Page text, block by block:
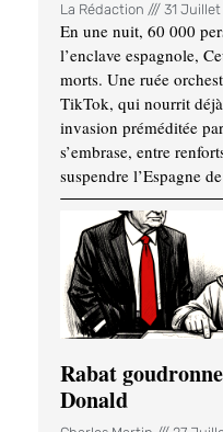
La Rédaction 31
En une nuit, 60 000
l’enclave espagnole,
morts. Une ruée
TikTok, qui nourrit
invasion préméditée
s’embrase, entre
suspendre l’Espagne
Rabat
Donald